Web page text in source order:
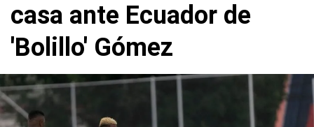
casa ante Ecuador de
'Bolillo' Gómez